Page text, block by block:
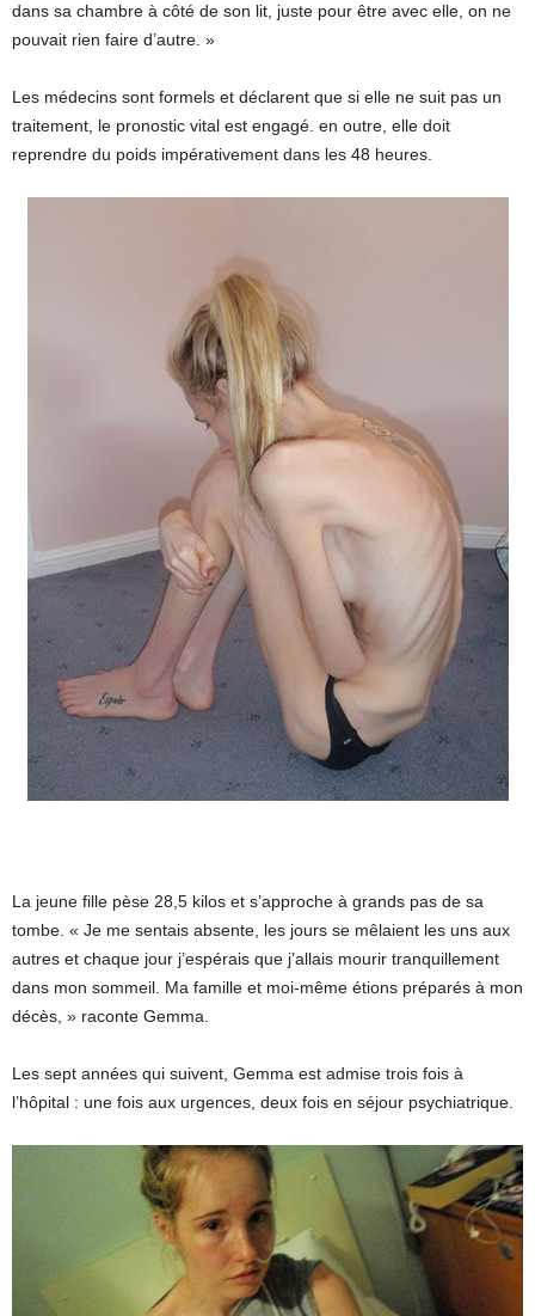
dans sa chambre à côté de son lit, juste pour être avec elle, on ne
pouvait rien faire d’autre. »
Les médecins sont formels et déclarent que si elle ne suit pas un
traitement, le pronostic vital est engagé. en outre, elle doit
reprendre du poids impérativement dans les 48 heures.
La jeune fille pèse 28,5 kilos et s’approche à grands pas de sa
tombe. « Je me sentais absente, les jours se mêlaient les uns aux
autres et chaque jour j’espérais que j’allais mourir tranquillement
dans mon sommeil. Ma famille et moi-même étions préparés à mon
décès, » raconte Gemma.
Les sept années qui suivent, Gemma est admise trois fois à
l’hôpital : une fois aux urgences, deux fois en séjour psychiatrique.